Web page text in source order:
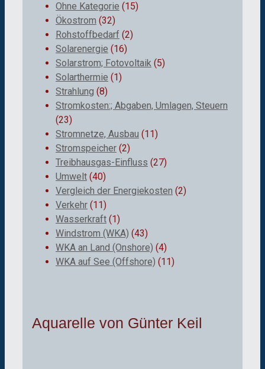
Ohne Kategorie (15)
Ökostrom (32)
Rohstoffbedarf (2)
Solarenergie (16)
Solarstrom; Fotovoltaik (5)
Solarthermie (1)
Strahlung (8)
Stromkosten:; Abgaben, Umlagen, Steuern
(23)
Stromnetze, Ausbau (11)
Stromspeicher (2)
Treibhausgas-Einfluss (27)
Umwelt (40)
Vergleich der Energiekosten (2)
Verkehr (11)
Wasserkraft (1)
Windstrom (WKA) (43)
WKA an Land (Onshore) (4)
WKA auf See (Offshore) (11)
Aquarelle von Günter Keil